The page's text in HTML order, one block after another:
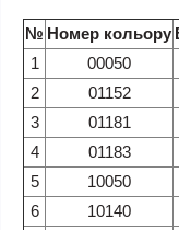
№ Номер кольору
1
00050
2
01152
3
01181
4
01183
5
10050
6
10140